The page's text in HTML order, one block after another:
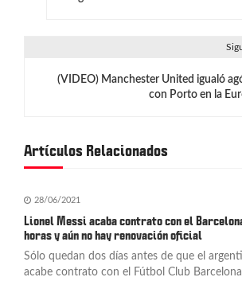
i
n
d
e
(VIDEO) Manchester United igualó
con Porto en la
Artículos Relacionados
28/06/2021
Lionel Messi acaba contrato con el
horas y aún no hay renovación oficial
Sólo quedan dos días antes de que el
acabe contrato con el Fútbol Club